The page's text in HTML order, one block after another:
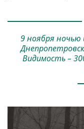
9 ноября
Видимость –